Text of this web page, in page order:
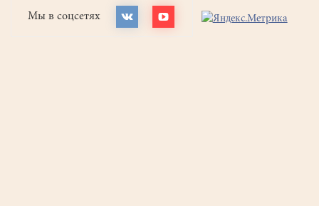
Мы в соцсетях